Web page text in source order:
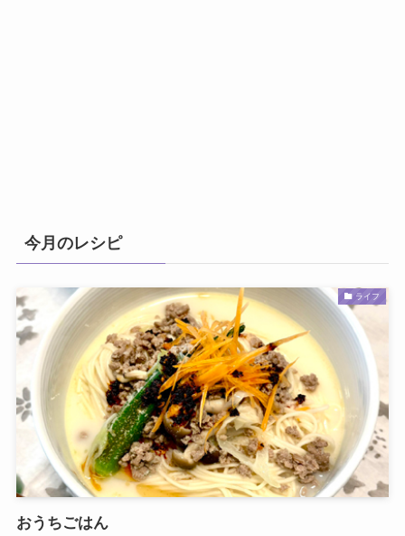
今月のレシピ
ライフ
おうちごはん